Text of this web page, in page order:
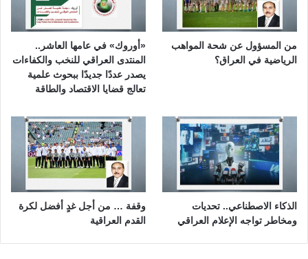
من المسؤول عن شحة المواهب
الرياضية في العراق؟
«أوروك» في عامها العاشر..
المنتدى العراقي للنخب والكفاءات
يصدر عددًا جديدًا ببحوث علمية
تعالج قضايا الاقتصاد والطاقة
الذكاء الاصطناعي.. تحديات
ومخاطر تواجه الإعلام العراقي
وقفة … من أجل غدٍ أفضل لكرة
القدم العراقية